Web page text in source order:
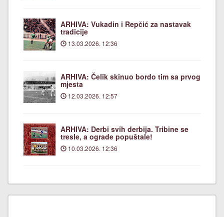
ARHIVA: Vukadin i Repčić za nastavak
tradicije
13.03.2026. 12:36
ARHIVA: Čelik skinuo bordo tim sa prvog
mjesta
12.03.2026. 12:57
ARHIVA: Derbi svih derbija. Tribine se
tresle, a ograde popuštale!
10.03.2026. 12:36